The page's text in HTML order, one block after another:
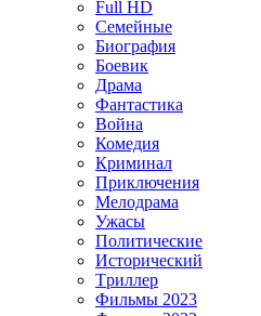
Full HD
Семейные
Биография
Боевик
Драма
Фантастика
Война
Комедия
Криминал
Приключения
Мелодрама
Ужасы
Политические
Исторический
Tриллер
Фильмы 2023